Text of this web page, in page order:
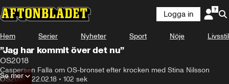
Logga in
Hem Serier Nyheter Sport Nöje Livsstil
”Jag har kommit över det nu”
OS2018
Caspersen Falla om OS-bronset efter krocken med Stina Nilsson
OS2018• 22.02.18 • 102 sek
Se mer